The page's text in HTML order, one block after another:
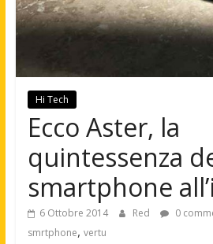
Hi Tech
Ecco Aster, la
quintessenza
smartphone
6 Ottobre 2014 Red 0
smrtphone, vertu